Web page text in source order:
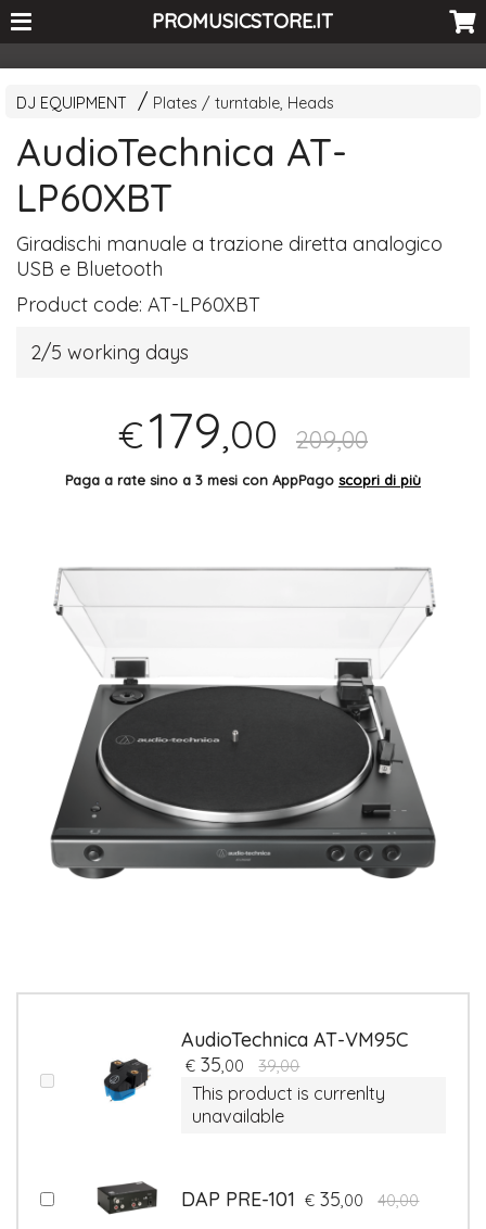
<-- Curio's GSC -->PROMUSICSTORE.IT
DJ EQUIPMENT Plates / turntable, Heads
AudioTechnica AT-
LP60XBT
Giradischi manuale a trazione diretta analogico
USB e Bluetooth
Product code:AT-LP60XBT
2/5 working days
€179,00 209,00
Paga a rate sino a 3 mesi con AppPago scopri di più
AudioTechnica AT-VM95C
€ 35,00 39,00
This product is currenlty
unavailable
DAP PRE-101 € 35 ,00 40,00